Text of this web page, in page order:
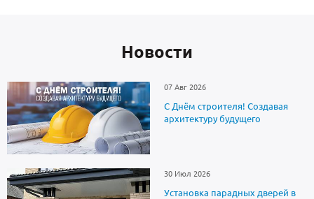
Новоcти
07 Авг 2026
С Днём строителя! Создавая
архитектуру будущего
30 Июл 2026
Установка парадных дверей в